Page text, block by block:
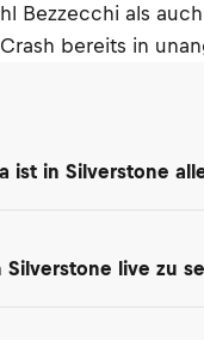
Bezzecchi als
bereits in
ist in Silverstone
Silverstone live zu